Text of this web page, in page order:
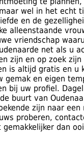
wel in het echt
en de
alleenstaande
vriendschap
net als u
zijn en op zoek
is altijd gratis en u
gemak en eigen
bij uw profiel.
buurt van
zijn naar
proberen,
dan